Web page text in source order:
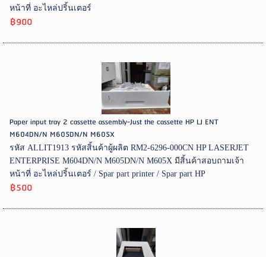
หน้าที่ อะไหล่ปริ้นเตอร์
฿900
Paper input tray 2 cassette assembly-Just the cassette HP LJ ENT
M604DN/N M605DN/N M605X
รหัส ALLIT1913 รหัสสิ้นค้าผู้ผลิต RM2-6296-000CN HP LASERJET
ENTERPRISE M604DN/N M605DN/N M605X มีสิ้นค้าสอบถามเจ้า
หน้าที่ อะไหล่ปริ้นเตอร์ / Spar part printer / Spar part HP
฿500